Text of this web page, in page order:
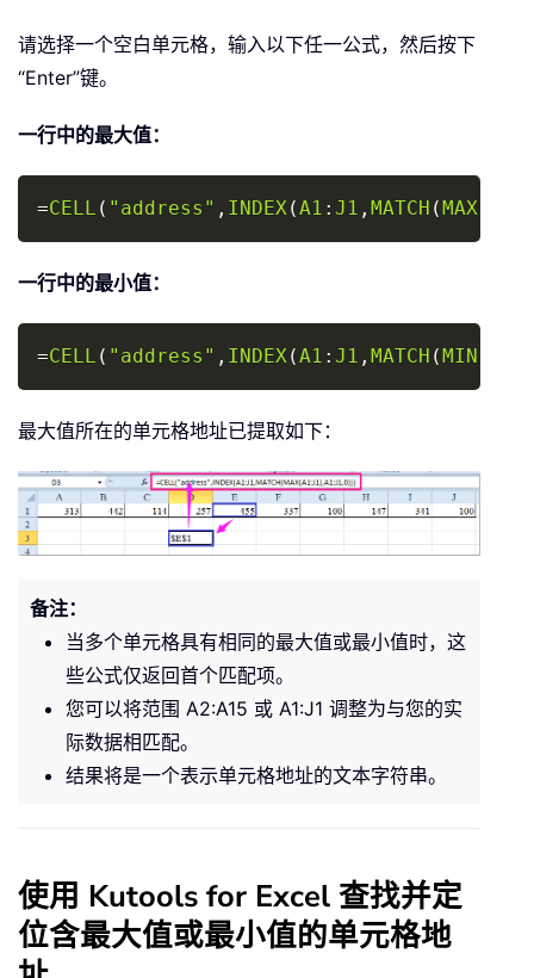
请选择一个空白单元格，输入以下任一公式，然后按下
“Enter”键。
一行中的最大值：
=CELL ( "address" , INDEX (A1 : J1 , MATCH (MAX
Copy
一行中的最小值：
=CELL ( "address" , INDEX (A1 : J1 , MATCH (MIN
Copy
最大值所在的单元格地址已提取如下：
备注：
当多个单元格具有相同的最大值或最小值时，这
些公式仅返回首个匹配项。
您可以将范围 A2:A15 或 A1:J1 调整为与您的实
际数据相匹配。
结果将是一个表示单元格地址的文本字符串。
使用 Kutools for Excel 查找并定
位含最大值或最小值的单元格地